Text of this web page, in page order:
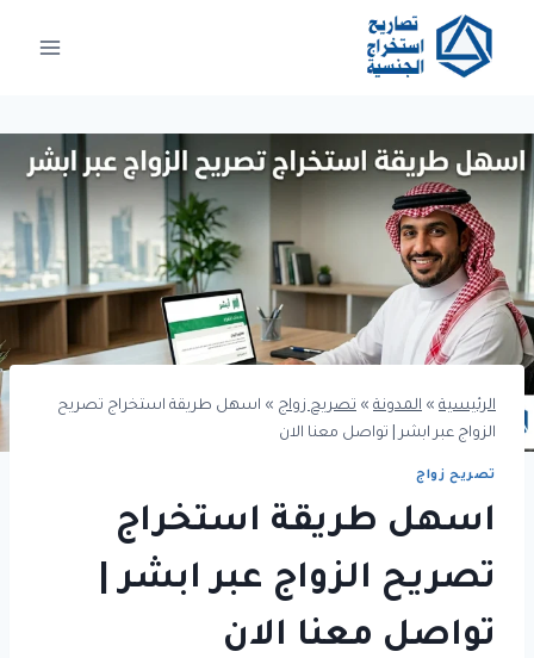
المحتوى
الرئيسية » المدونة » تصريح زواج » اسهل طريقة استخراج تصريح
الزواج عبر ابشر | تواصل معنا الان
تصريح زواج
اسهل طريقة استخراج
تصريح الزواج عبر ابشر |
تواصل معنا الان